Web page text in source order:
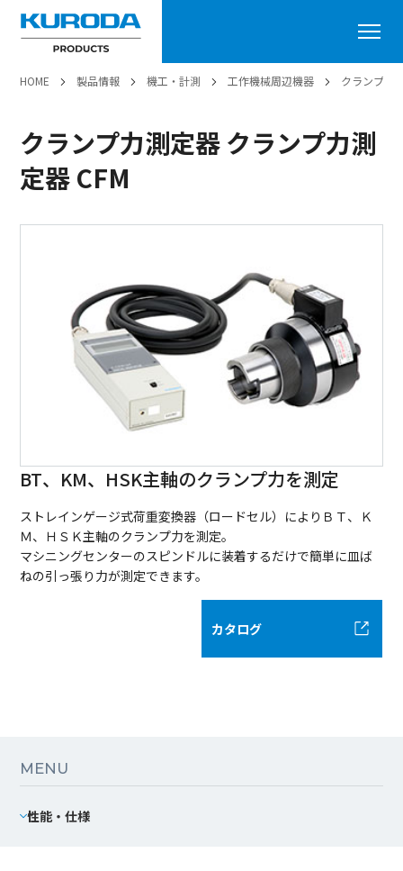
HOME 製品情報 機工・計測 工作機械周辺機器 クランプ力
クランプ力測定器 クランプ力測
定器 CFM
BT、KM、HSK主軸のクランプ力を測定
ストレインゲージ式荷重変換器（ロードセル）によりＢＴ、Ｋ
Ｍ、ＨＳＫ主軸のクランプ力を測定。
マシニングセンターのスピンドルに装着するだけで簡単に皿ば
ねの引っ張り力が測定できます。
カタログ
MENU
性能・仕様